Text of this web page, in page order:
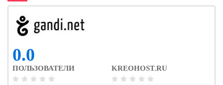
0.0
ПОЛЬЗОВАТЕЛИ KREOHOST.RU